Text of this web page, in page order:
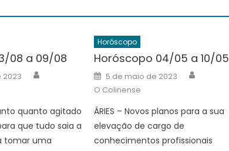
08 a 09/08
quanto agitado
que tudo saia a
tomar uma
Horóscopo
Horóscopo 04/05 a 10/05
Posted
on
5 de maio de 2023
O Colinense
ÁRIES – Novos planos para a sua
elevação de cargo de
conhecimentos profissionais